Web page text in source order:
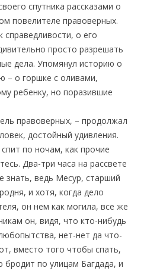
спутника рассказами о
повелителе правоверных.
справедливости, о его
просто разрешать
дела. Упомянул историю о
– о горшке с оливами,
ребенку, но поразившие
правоверных, – продолжал
достойный удивления.
по ночам, как прочие
Два-три часа на рассвете
знать, ведь Месур, старший
и хотя, когда дело
он нем как могила, все же
он, видя, что кто-нибудь
нет-нет да что-
вместо того чтобы спать,
по улицам Багдада, и